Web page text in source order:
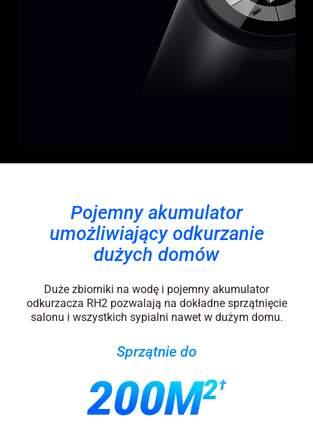
Pojemny akumulator
umożliwiający odkurzanie
dużych domów
Duże zbiorniki na wodę i pojemny akumulator
odkurzacza RH2 pozwalają na dokładne sprzątnięcie
salonu i wszystkich sypialni nawet w dużym domu.
Sprzątnie do